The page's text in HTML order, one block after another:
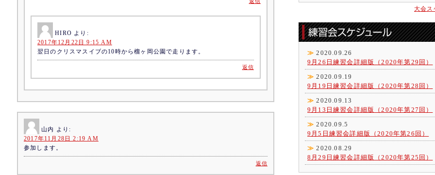
HIRO より:
2017年12月22日 9:15 AM
翌日のクリスマスイブの10時から榴ヶ岡公園で走ります。
返信
山内 より:
2017年11月28日 2:19 AM
参加します。
返信
大会ス
≫ 2020.09.26
9月26日練習会詳細版（2020年第29回）
≫ 2020.09.19
9月19日練習会詳細版（2020年第28回）
≫ 2020.09.13
9月13日練習会詳細版（2020年第27回）
≫ 2020.09.5
9月5日練習会詳細版（2020年第26回）
≫ 2020.08.29
8月29日練習会詳細版（2020年第25回）